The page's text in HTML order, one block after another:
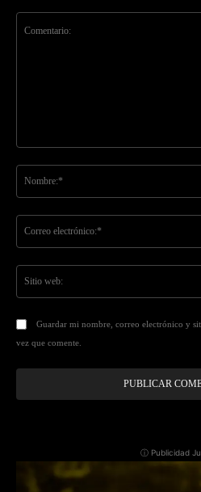
Guardar mi nombre, correo electrónico y
vez que comente.
ⓘ Publicidad